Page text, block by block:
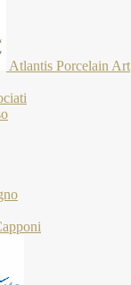
Atlantis Porcelain Art